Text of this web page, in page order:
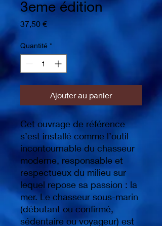
3eme édition
37,50 €Prix
Quantité *
Ajouter au panier
Cet ouvrage de référence
s’est installé comme l’outil
incontournable du chasseur
moderne, responsable et
respectueux du milieu sur
lequel repose sa passion : la
mer. Le chasseur sous-marin
(débutant ou confirmé,
sédentaire ou voyageur) est